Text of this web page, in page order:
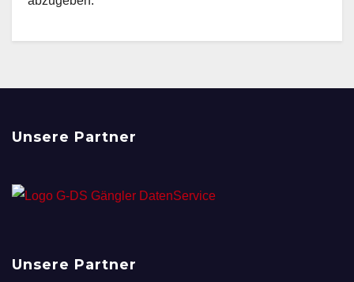
Unsere Partner
Unsere Partner